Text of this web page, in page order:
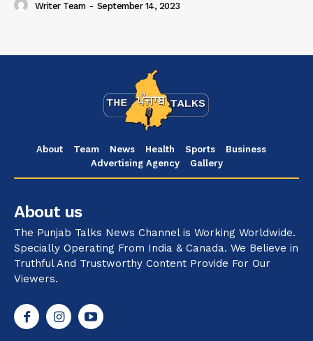
Writer Team - September 14, 2023
About Team News Health Sports
Business
Advertising Agency
Gallery
About us
The Punjab Talks News Channel is Working Worldwide.
Specially Operating From India & Canada. We Believe in
Truthful And Trustworthy Content Provide For Our
Viewers.